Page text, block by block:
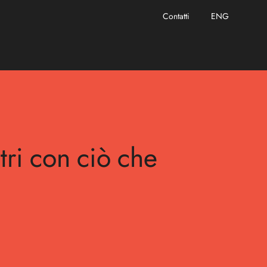
Contatti ENG
con
con ciò
ciò che
che